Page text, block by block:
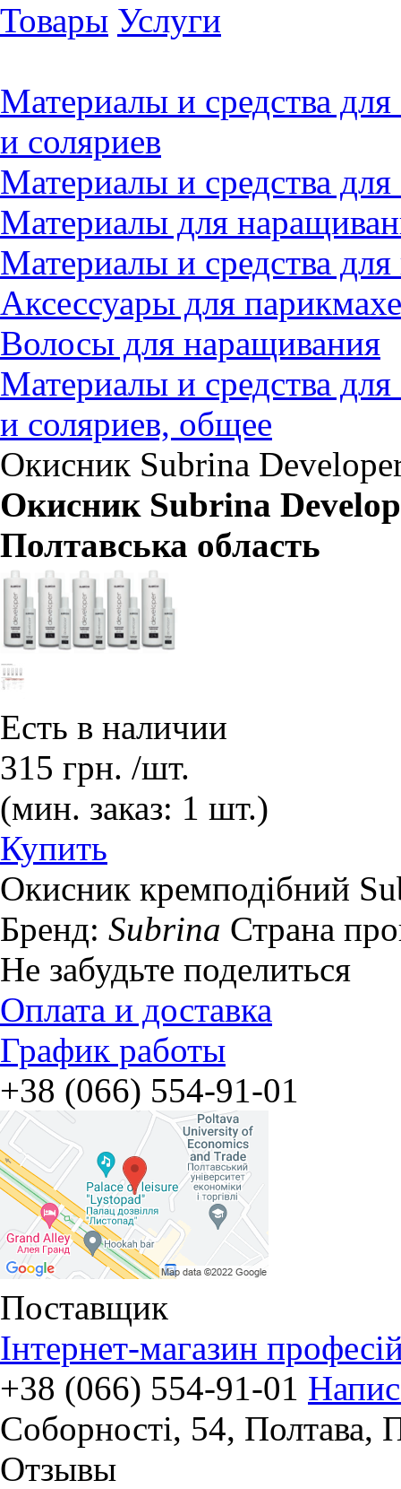
Товары Услуги
Материалы и средства
и соляриев
Материалы и средства
Материалы для
Материалы и средства
Аксессуары для
Волосы для наращивания
Материалы и средства
и соляриев, общее
Окисник Subrina
Окисник Subrina
Полтавська область
Есть в наличии
315 грн. /шт.
(мин. заказ: 1 шт.)
Купить
Окисник кремподібний
Бренд: Subrina Страна
Не забудьте поделиться
Оплата и доставка
График работы
+38 (066) 554-91-01
Поставщик
Інтернет-магазин
+38 (066) 554-91-01
Соборності, 54, Полтава,
Отзывы